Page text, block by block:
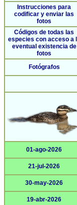
Instrucciones para
codificar y enviar las
fotos
Códigos de todas las
especies con acceso a
eventual existencia de
fotos
Fotógrafos
01-ago-2026
21-jul-2026
30-may-2026
19-abr-2026